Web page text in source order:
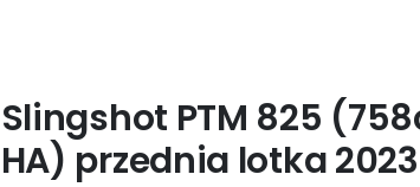
Slingshot PTM 825
HA) przednia lotka 2023